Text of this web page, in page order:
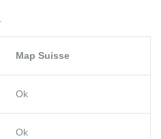
Map Suisse
Ok
Ok